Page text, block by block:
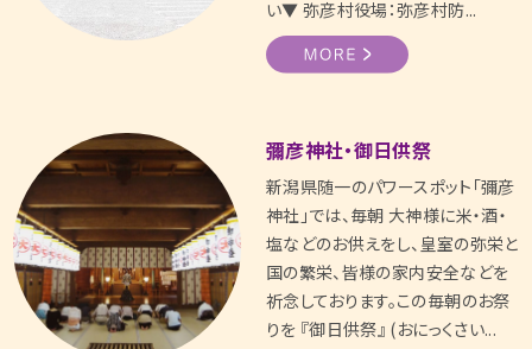
い▼ 弥彦村役場：弥彦村防...
彌彦神社・御日供祭
新潟県随一のパワースポット「彌彦
神社」では、毎朝 大神様に米・酒・
塩などのお供えをし、皇室の弥栄と
国の繁栄、皆様の家内安全などを
祈念しております。この毎朝のお祭
りを 『御日供祭』 (おにっくさい...